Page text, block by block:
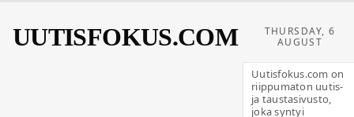
THURSDAY, 6
AUGUST
UUTISFOKUS.COM
Uutisfokus.com on
riippumaton uutis-
ja taustasivusto,
joka syntyi